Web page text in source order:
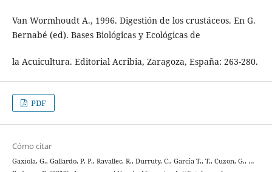
Van Wormhoudt A., 1996. Digestión de los crustáceos. En G.
Bernabé (ed). Bases Biológicas y Ecológicas de
la Acuicultura. Editorial Acribia, Zaragoza, España: 263-280.
PDF
Cómo citar
Gaxiola, G., Gallardo, P. P., Ravallec, R., Durruty, C., García T., T., Cuzon, G., …